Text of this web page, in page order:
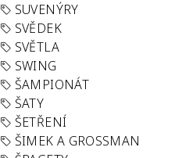
SUVENÝRY
SVĚDEK
SVĚTLA
SWING
ŠAMPIONÁT
ŠATY
ŠETŘENÍ
ŠIMEK A GROSSMAN